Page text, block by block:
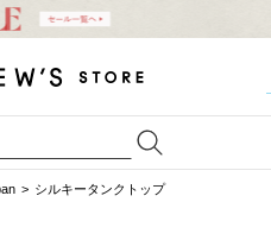
シルキータンクトップ